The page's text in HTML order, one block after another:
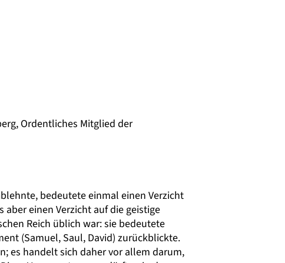
Ordentliches Mitglied der
bedeutete einmal einen Verzicht
einen Verzicht auf die geistige
Reich üblich war: sie bedeutete
(Samuel, Saul, David) zurückblickte.
es handelt sich daher vor allem darum,